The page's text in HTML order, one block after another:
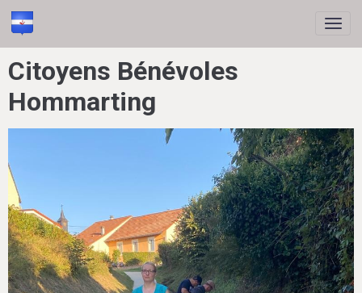
Citoyens Bénévoles
Hommarting